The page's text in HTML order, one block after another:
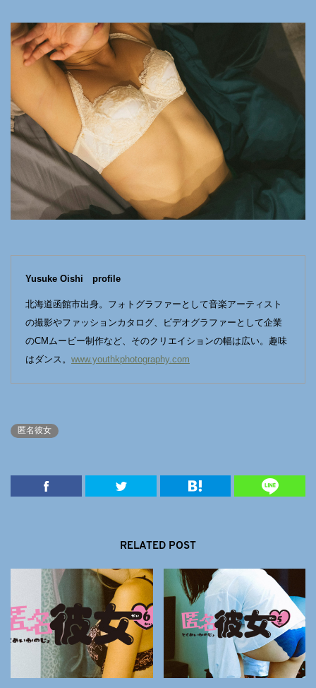
Yusuke Oishi profile
北海道函館市出身。フォトグラファーとして音楽アーティスト
の撮影やファッションカタログ、ビデオグラファーとして企業
のCMムービー制作など、そのクリエイションの幅は広い。趣味
はダンス。 www.youthkphotography.com
匿名彼女
RELATED POST